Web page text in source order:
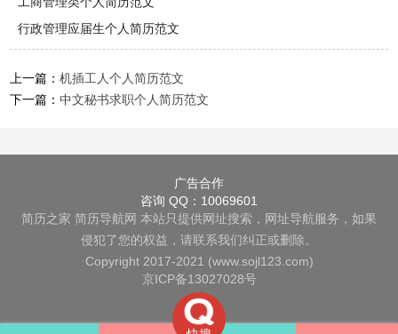
行政管理应届生个人简历范文
上一篇：机插工人个人简历范文
下一篇：中文秘书求职个人简历范文
广告合作
咨询 QQ：10069601
简历之家 简历导航网 本站只提供网址搜索，网址导航服务，如果
侵犯了您的权益，请联系我们纠正或删除。
Copyright 2017-2021 (www.sojl123.com)
京ICP备13027028号